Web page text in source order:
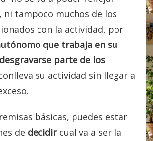
ni tampoco muchos de los
con la actividad, por
que trabaja en su
parte de los
su actividad sin llegar a
básicas, puedes estar
de decidircual va a ser la